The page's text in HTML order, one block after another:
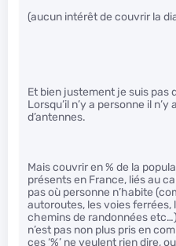
(aucun intérêt de couvrir la
Et bien justement je suis pas
Lorsqu’il n’y a personne il
d’antennes.
Mais couvrir en % de la
présents en France, liés au
pas où personne n’habite
autoroutes, les voies ferrées,
chemins de randonnées
n’est pas non plus pris en
ces ‘%’ ne veulent rien dire,